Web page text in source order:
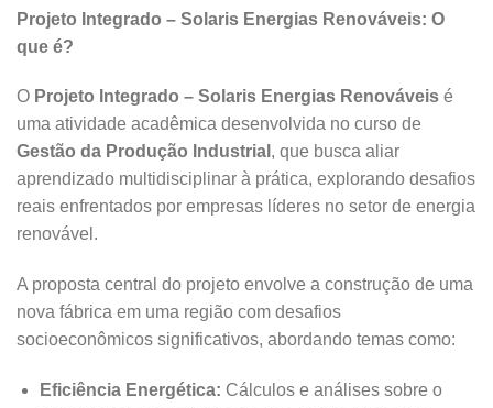
Projeto Integrado – Solaris Energias Renováveis: O
que é?
O Projeto Integrado – Solaris Energias Renováveis é
uma atividade acadêmica desenvolvida no curso de
Gestão da Produção Industrial , que busca aliar
aprendizado multidisciplinar à prática, explorando desafios
reais enfrentados por empresas líderes no setor de energia
renovável.
A proposta central do projeto envolve a construção de uma
nova fábrica em uma região com desafios
socioeconômicos significativos, abordando temas como:
Eficiência Energética: Cálculos e análises sobre o